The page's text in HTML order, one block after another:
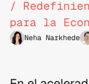
/
para la
Neha Narkhede